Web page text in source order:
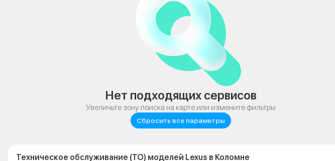
Нет подходящих сервисов
Увеличьте зону поиска на карте или измените фильтры
Сбросить все параметры
Техническое обслуживание (ТО) моделей Lexus в Коломне